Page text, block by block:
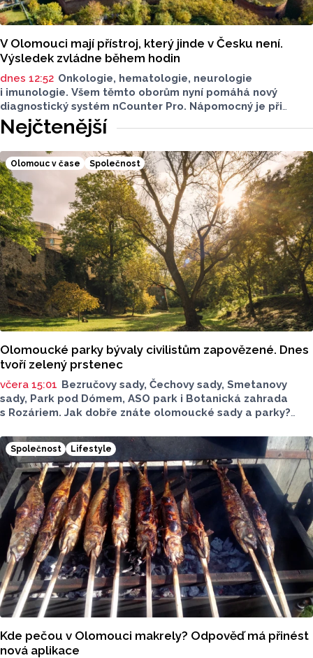
V Olomouci mají přístroj, který jinde v Česku není.
Výsledek zvládne během hodin
dnes 12:52 Onkologie, hematologie, neurologie
i imunologie. Všem těmto oborům nyní pomáhá nový
diagnostický systém nCounter Pro. Nápomocný je při
správném určení příčin obtíží i v přesném a včasném
nasazení účinné léčby.
Nejčtenější
Olomouc v čase Společnost
Olomoucké parky bývaly civilistům zapovězené. Dnes
tvoří zelený prstenec
včera 15:01 Bezručovy sady, Čechovy sady, Smetanovy
sady, Park pod Dómem, ASO park i Botanická zahrada
s Rozáriem. Jak dobře znáte olomoucké sady a parky?
které v nich jsou. Vždy tomu tak ale nebylo.
Společnost Lifestyle
Kde pečou v Olomouci makrely? Odpověď má přinést
nová aplikace